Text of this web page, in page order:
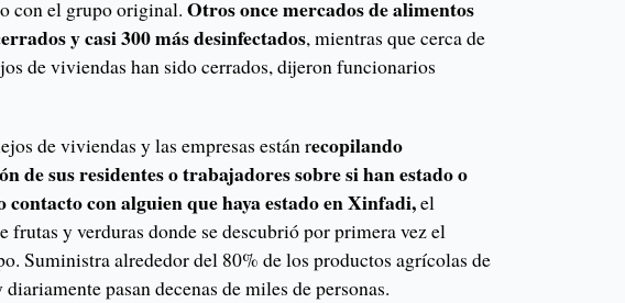
con el grupo original.Otros once mercados de alimentos
y casi 300 más desinfectados, mientras que cerca de
de viviendas han sido cerrados, dijeron funcionarios
de viviendas y las empresas están recopilando
de sus residentes o trabajadores sobre si han estado o
contacto con alguien que haya estado en Xinfadi,el
frutas y verduras donde se descubrió por primera vez el
Suministra alrededor del 80% de los productos agrícolas de
pasan decenas de miles de personas.